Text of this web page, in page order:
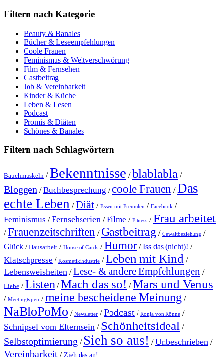
Filtern nach Kategorie
Beauty & Banales
Bücher & Leseempfehlungen
Coole Frauen
Feminismus & Weltverschwörung
Film & Fernsehen
Gastbeitrag
Job & Vereinbarkeit
Kinder & Küche
Leben & Lesen
Podcast
Promis & Diäten
Schönes & Banales
Filtern nach Schlagwörtern
Bauchmuskeln /Bekenntnisse /blablabla /
Bloggen /Buchbesprechung /coole Frauen /Das
echte Leben /Diät / Essen mit Freunden / Facebook /
Feminismus /Fernsehserien /Filme / Fitness /Frau arbeitet
/Frauenzeitschriften / Gastbeitrag / Gewaltbeziehung /
Glück / Hausarbeit / House of Cards /Humor /Iss das (nicht)! /
Klatschpresse / Kosmetikindustrie /Leben mit Kind /
Lebensweisheiten /Lese- & andere Empfehlungen /
Liebe /Listen /Mach das so! /Mars und Venus
/ Meetingtypen /meine bescheidene Meinung /
NaBloPoMo / Newsletter /Podcast / Ronja von Rönne /
Schnipsel vom Elternsein / Schönheitsideal /
Selbstoptimierung / Sieh so aus! /Unbeschrieben /
Vereinbarkeit / Zieh das an!